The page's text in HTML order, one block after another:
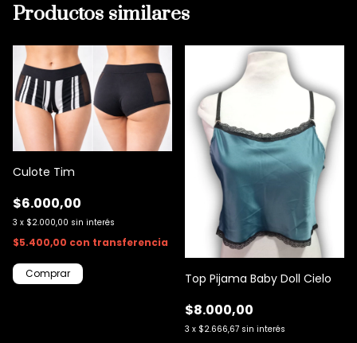
Productos similares
Culote Tim
$6.000,00
3 x $2.000,00 sin interés
$5.400,00 con transferencia
Comprar Top Pijama Baby Doll Cielo
$8.000,00
3 x $2.666,67 sin interés